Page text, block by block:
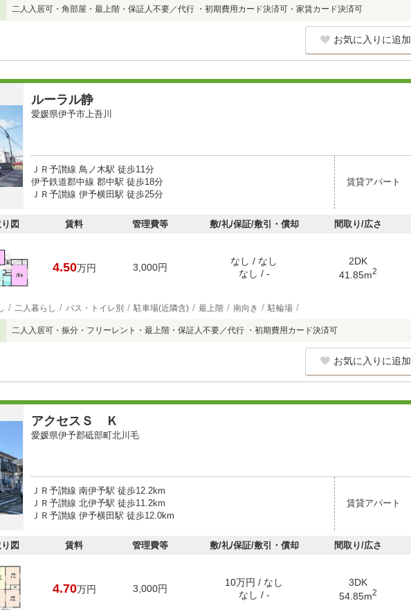
二人入居可・角部屋・最上階・保証人不要／代行 ・初期費用カード決済可・家賃カード決済可
お気に入りに追加
ルーラル静
愛媛県伊予市上吾川
ＪＲ予讃線 鳥ノ木駅 徒歩11分
伊予鉄道郡中線 郡中駅 徒歩18分
ＪＲ予讃線 伊予横田駅 徒歩25分
賃貸アパート
図 賃料 管理費等 敷/礼/保証/敷引・償却 間取り/広さ
4.50万円 3,000円
なし / なし
なし / -
2DK
41.85m2
二人暮らし バス・トイレ別 駐車場(近隣含) 最上階 南向き 駐輪場
二人入居可・振分・フリーレント・最上階・保証人不要／代行 ・初期費用カード決済可
お気に入りに追加
アクセスＳ Ｋ
愛媛県伊予郡砥部町北川毛
ＪＲ予讃線 南伊予駅 徒歩12.2km
ＪＲ予讃線 北伊予駅 徒歩11.2km
ＪＲ予讃線 伊予横田駅 徒歩12.0km
賃貸アパート
図 賃料 管理費等 敷/礼/保証/敷引・償却 間取り/広さ
4.70万円 3,000円
10万円 / なし
なし / -
3DK
54.85m2